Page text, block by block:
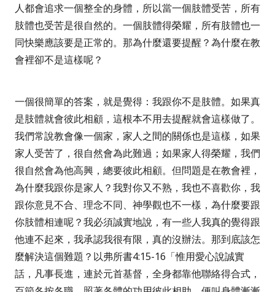
人都會追求一個整全的身體，所以當一個肢體受苦，所有
肢體也受苦是很自然的。一個肢體得榮耀，所有肢體也一
同快樂應該要是正常的。那為什麼還要提醒？為什麼在教
會裡卻不是這樣呢？
一個很簡單的答案，就是覺得：我跟你不是肢體。如果真
是肢體就會彼此相顧，這根本不用去提醒就會這樣做了。
我們常說教會像一個家，家人之間的關係也是這樣，如果
家人受苦了，很自然會為此難過；如果家人得榮耀，我們
很自然會為他高興，總要彼此相顧。但問題是在教會裡，
為什麼我跟你是家人？我對你又不熟，我也不喜歡你，我
跟你意見不合、理念不同、神學觀也不一樣，為什麼要跟
你肢體相連呢？我必須誠實地說，有一些人我真的覺得跟
他連不起來，我承認我很有限，真的沒辦法。那到底該怎
麼解決這個難題？ 以弗所書4:15-16 「惟用愛心說誠實
話，凡事長進，連於元首基督，全身都靠他聯絡得合式，